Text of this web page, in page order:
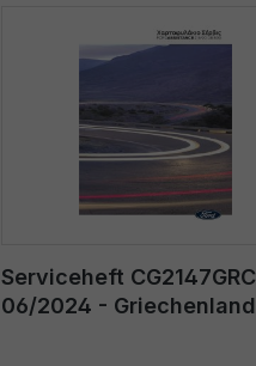
Serviceheft CG2147GRC
06/2024 - Griechenland